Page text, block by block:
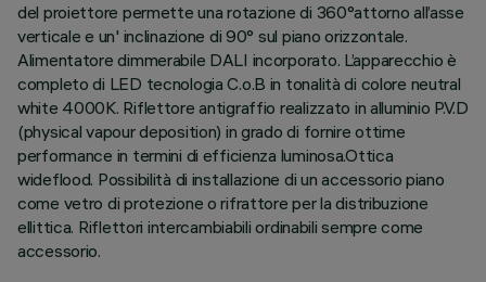
del proiettore permette una rotazione di 360°attorno all’asse
verticale e un' inclinazione di 90° sul piano orizzontale.
Alimentatore dimmerabile DALI incorporato. L’apparecchio è
completo di LED tecnologia C.o.B in tonalità di colore neutral
white 4000K. Riflettore antigraffio realizzato in alluminio P.V.D
(physical vapour deposition) in grado di fornire ottime
performance in termini di efficienza luminosa.Ottica
wideflood. Possibilità di installazione di un accessorio piano
come vetro di protezione o rifrattore per la distribuzione
ellittica. Riflettori intercambiabili ordinabili sempre come
accessorio.